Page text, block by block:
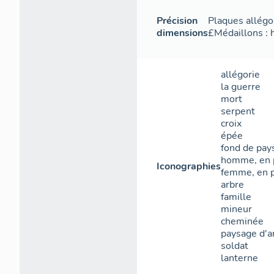
Précision
dimensions
Plaques
£Médaillons :
Iconographies
allégorie
la guerre
mort
serpent
croix
épée
fond de
homme, en
femme, en
arbre
famille
mineur
cheminée
paysage
soldat
lanterne